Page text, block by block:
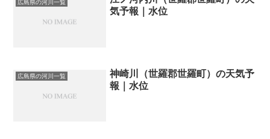
広島県の河川一覧
気予報｜水位
広島県の河川一覧
神崎川（世羅郡世羅町）の天気予
報｜水位